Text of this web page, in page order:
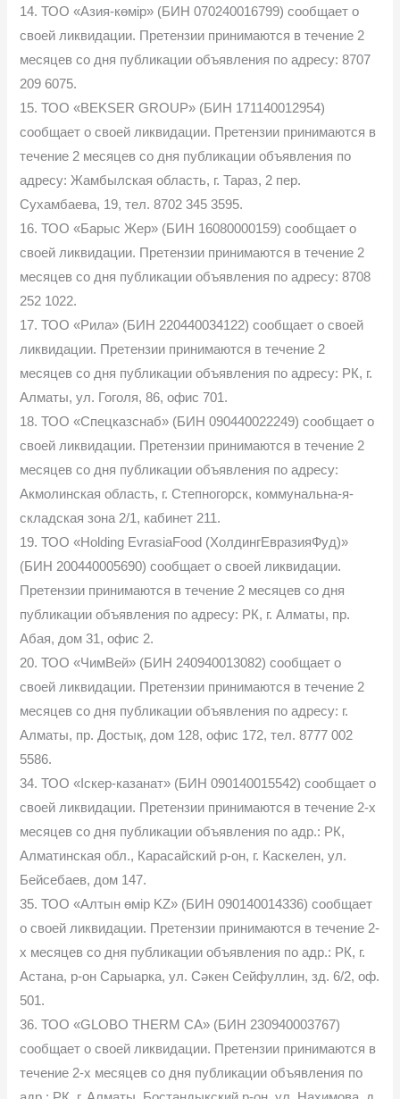
14. ТОО «Азия-көмір» (БИН 070240016799) сообщает о
своей ликвидации. Претензии принимаются в течение 2
месяцев со дня публикации объявления по адресу: 8707
209 6075.
15. ТОО «BEKSER GROUP» (БИН 171140012954)
сообщает о своей ликвидации. Претензии принимаются в
течение 2 месяцев со дня публикации объявления по
адресу: Жамбылская область, г. Тараз, 2 пер.
Сухамбаева, 19, тел. 8702 345 3595.
16. ТОО «Барыс Жер» (БИН 16080000159) сообщает о
своей ликвидации. Претензии принимаются в течение 2
месяцев со дня публикации объявления по адресу: 8708
252 1022.
17. ТОО «Рила» (БИН 220440034122) сообщает о своей
ликвидации. Претензии принимаются в течение 2
месяцев со дня публикации объявления по адресу: РК, г.
Алматы, ул. Гоголя, 86, офис 701.
18. ТОО «Спецказснаб» (БИН 090440022249) сообщает о
своей ликвидации. Претензии принимаются в течение 2
месяцев со дня публикации объявления по адресу:
Акмолинская область, г. Степногорск, коммунальна-я-
складская зона 2/1, кабинет 211.
19. ТОО «Holding EvrasiaFood (ХолдингЕвразияФуд)»
(БИН 200440005690) сообщает о своей ликвидации.
Претензии принимаются в течение 2 месяцев со дня
публикации объявления по адресу: РК, г. Алматы, пр.
Абая, дом 31, офис 2.
20. ТОО «ЧимВей» (БИН 240940013082) сообщает о
своей ликвидации. Претензии принимаются в течение 2
месяцев со дня публикации объявления по адресу: г.
Алматы, пр. Достық, дом 128, офис 172, тел. 8777 002
5586.
34. ТОО «Іскер-казанат» (БИН 090140015542) сообщает о
своей ликвидации. Претензии принимаются в течение 2-х
месяцев со дня публикации объявления по адр.: РК,
Алматинская обл., Карасайский р-он, г. Каскелен, ул.
Бейсебаев, дом 147.
35. ТОО «Алтын өмір KZ» (БИН 090140014336) сообщает
о своей ликвидации. Претензии принимаются в течение 2-
х месяцев со дня публикации объявления по адр.: РК, г.
Астана, р-он Сарыарка, ул. Сәкен Сейфуллин, зд. 6/2, оф.
501.
36. ТОО «GLOBO THERM CA» (БИН 230940003767)
сообщает о своей ликвидации. Претензии принимаются в
течение 2-х месяцев со дня публикации объявления по